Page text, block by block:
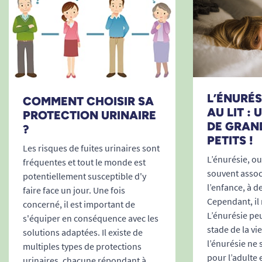
Parce que les fuites urinaires légères ne doivent
pas vous empêcher de mener la vie que vous
souhaitez, les protections anatomiques
féminines SENI LADY Mini vous accompagnent à
chaque étape de la journée :
Pour les femmes actives
: elles offrent
liberté de mouvement, protection invisible
sous les vêtements, et un maintien sans
Pour les périodes sensibles
: pendant la
ménopause, après une grossesse ou lors
de situations de stress, elles apportent
tranquillité d’esprit et sérénité.
Pour toutes celles qui voyagent ou
sortent fréquemment
: la compacité des
sachets individuels fait des SENI LADY Mini
COMMENT CHOISIR SA
PROTECTION URINAIRE
?
Les risques de fuites urinaires sont
fréquentes et tout le monde est
potentiellement susceptible d'y
faire face un jour. Une fois
concerné, il est important de
s'équiper en conséquence avec les
solutions adaptées. Il existe de
multiples types de protections
AU LIT :
DE
PETITS !
L’énurésie,
souvent
l’enfance, à
Cependant, il
L’énurésie
stade de la
l’énurésie ne
pour l’adulte